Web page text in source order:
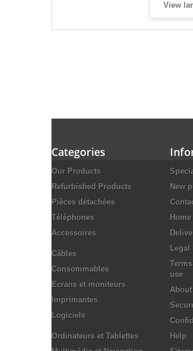
View
Categories
Our Products
Refurbished Products
Pièces détachées
Téléphones
Accessoires
Câbles
Consommables
Ecrans et moniteurs
Imprimantes
Logiciels
Ordinateurs et Tablettes
New
Home
Legal
use
Help